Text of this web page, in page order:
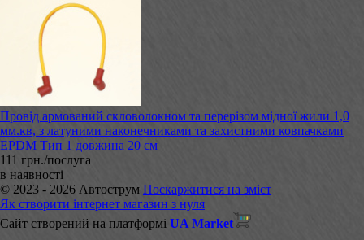
Провід армований скловолокном та перерізом мідної жили 1,0
мм.кв, з латуними наконечниками та захистними ковпачками
EPDM Тип 1 довжина 20 см
111 грн./послуга
в наявності
© 2023 - 2026 Автострум Поскаржитися на зміст
Як створити інтернет магазин з нуля
Сайт створений на платформі UA Market